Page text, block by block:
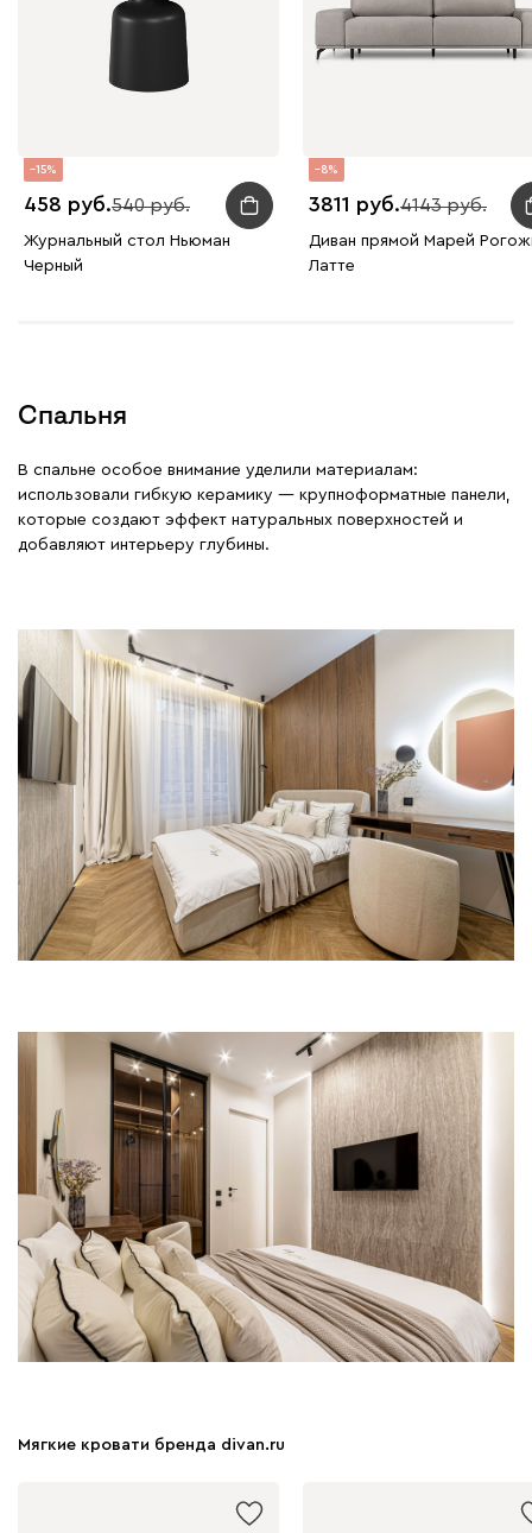
15
458 540
Журнальный стол Ньюман
Черный
8
3811 4143
Диван прямой Марей
Латте
Спальня
В спальне особое внимание уделили материалам:
использовали гибкую керамику — крупноформатные панели,
которые создают эффект натуральных поверхностей и
добавляют интерьеру глубины.
Мягкие кровати бренда divan.ru